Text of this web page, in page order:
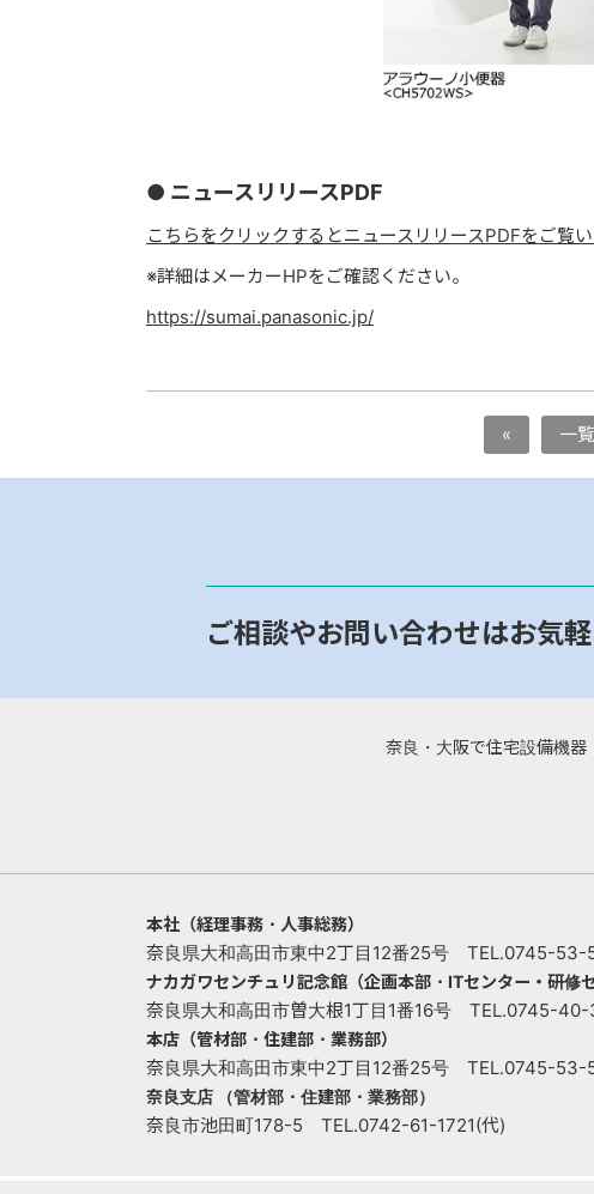
● ニュースリリースPDF
こちらをクリックするとニュースリリースPDFをご覧い
※詳細はメーカーHPをご確認ください。
https://sumai.panasonic.jp/
« 一覧
ご相談やお問い合わせはお気軽
奈良・大阪で住宅設備機器
本社（経理事務・人事総務）
奈良県大和高田市東中2丁目12番25号 TEL.0745-53-
ナカガワセンチュリ記念館（企画本部・ITセンター・研修
奈良県大和高田市曽大根1丁目1番16号 TEL.0745-
本店（管材部・住建部・業務部）
奈良県大和高田市東中2丁目12番25号 TEL.0745-53-
奈良支店 （管材部・住建部・業務部）
奈良市池田町178-5 TEL.0742-61-1721(代)